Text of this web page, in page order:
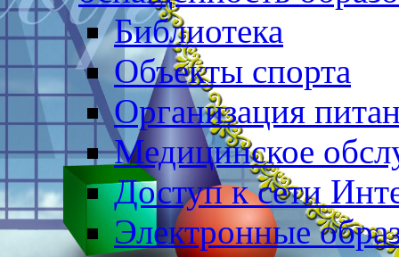
Библиотека
Объекты спорта
Организация
Медицинское
Доступ к сети
Электронные